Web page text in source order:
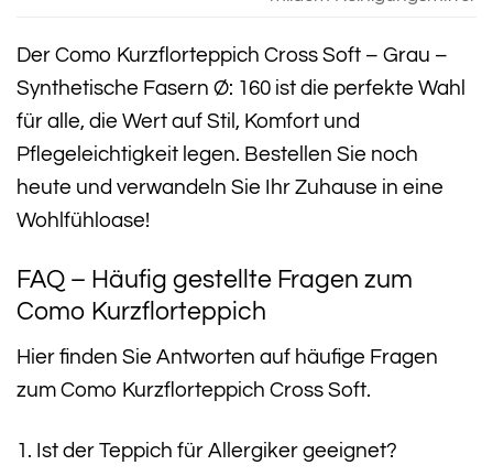
Der Como Kurzflorteppich Cross Soft – Grau –
Synthetische Fasern Ø: 160 ist die perfekte Wahl
für alle, die Wert auf Stil, Komfort und
Pflegeleichtigkeit legen. Bestellen Sie noch
heute und verwandeln Sie Ihr Zuhause in eine
Wohlfühloase!
FAQ – Häufig gestellte Fragen zum
Como Kurzflorteppich
Hier finden Sie Antworten auf häufige Fragen
zum Como Kurzflorteppich Cross Soft.
1. Ist der Teppich für Allergiker geeignet?